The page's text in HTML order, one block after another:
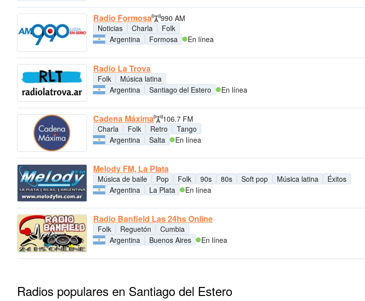
Radio Formosa
990 AM
Noticias
Charla
Folk
Argentina
Formosa En línea
Radio La Trova
Folk
Música latina
Argentina
Santiago del Estero En línea
Cadena Máxima
106.7 FM
Charla
Folk Retro
Tango
Argentina
Salta En línea
Melody FM, La Plata
Música de baile Pop Folk 90s 80s Soft pop Música latina
Éxitos
Argentina
La Plata En línea
Radio Banfield Las 24hs Online
Folk Reguetón
Cumbia
Argentina
Buenos Aires En línea
Radios populares en Santiago del Estero